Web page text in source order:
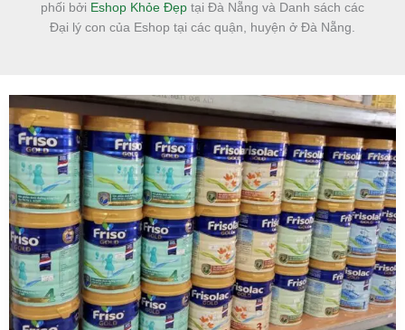
phối bởi Eshop Khỏe Đẹp tại Đà Nẵng và Danh sách các
Đại lý con của Eshop tại các quận, huyện ở Đà Nẵng.
Sữa
Friso
Gold
tại
Đà
Nẵng
Chính
Hãng
–
Đặt
mua
online
Ship
hàng
tận
nơi